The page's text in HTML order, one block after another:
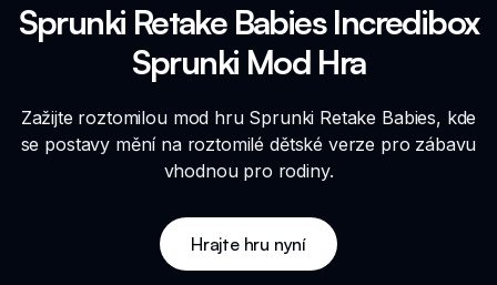
Sprunki Retake Babies Incredibox
Sprunki Mod Hra
Zažijte roztomilou mod hru Sprunki Retake Babies, kde
se postavy mění na roztomilé dětské verze pro zábavu
vhodnou pro rodiny.
Hrajte hru nyní